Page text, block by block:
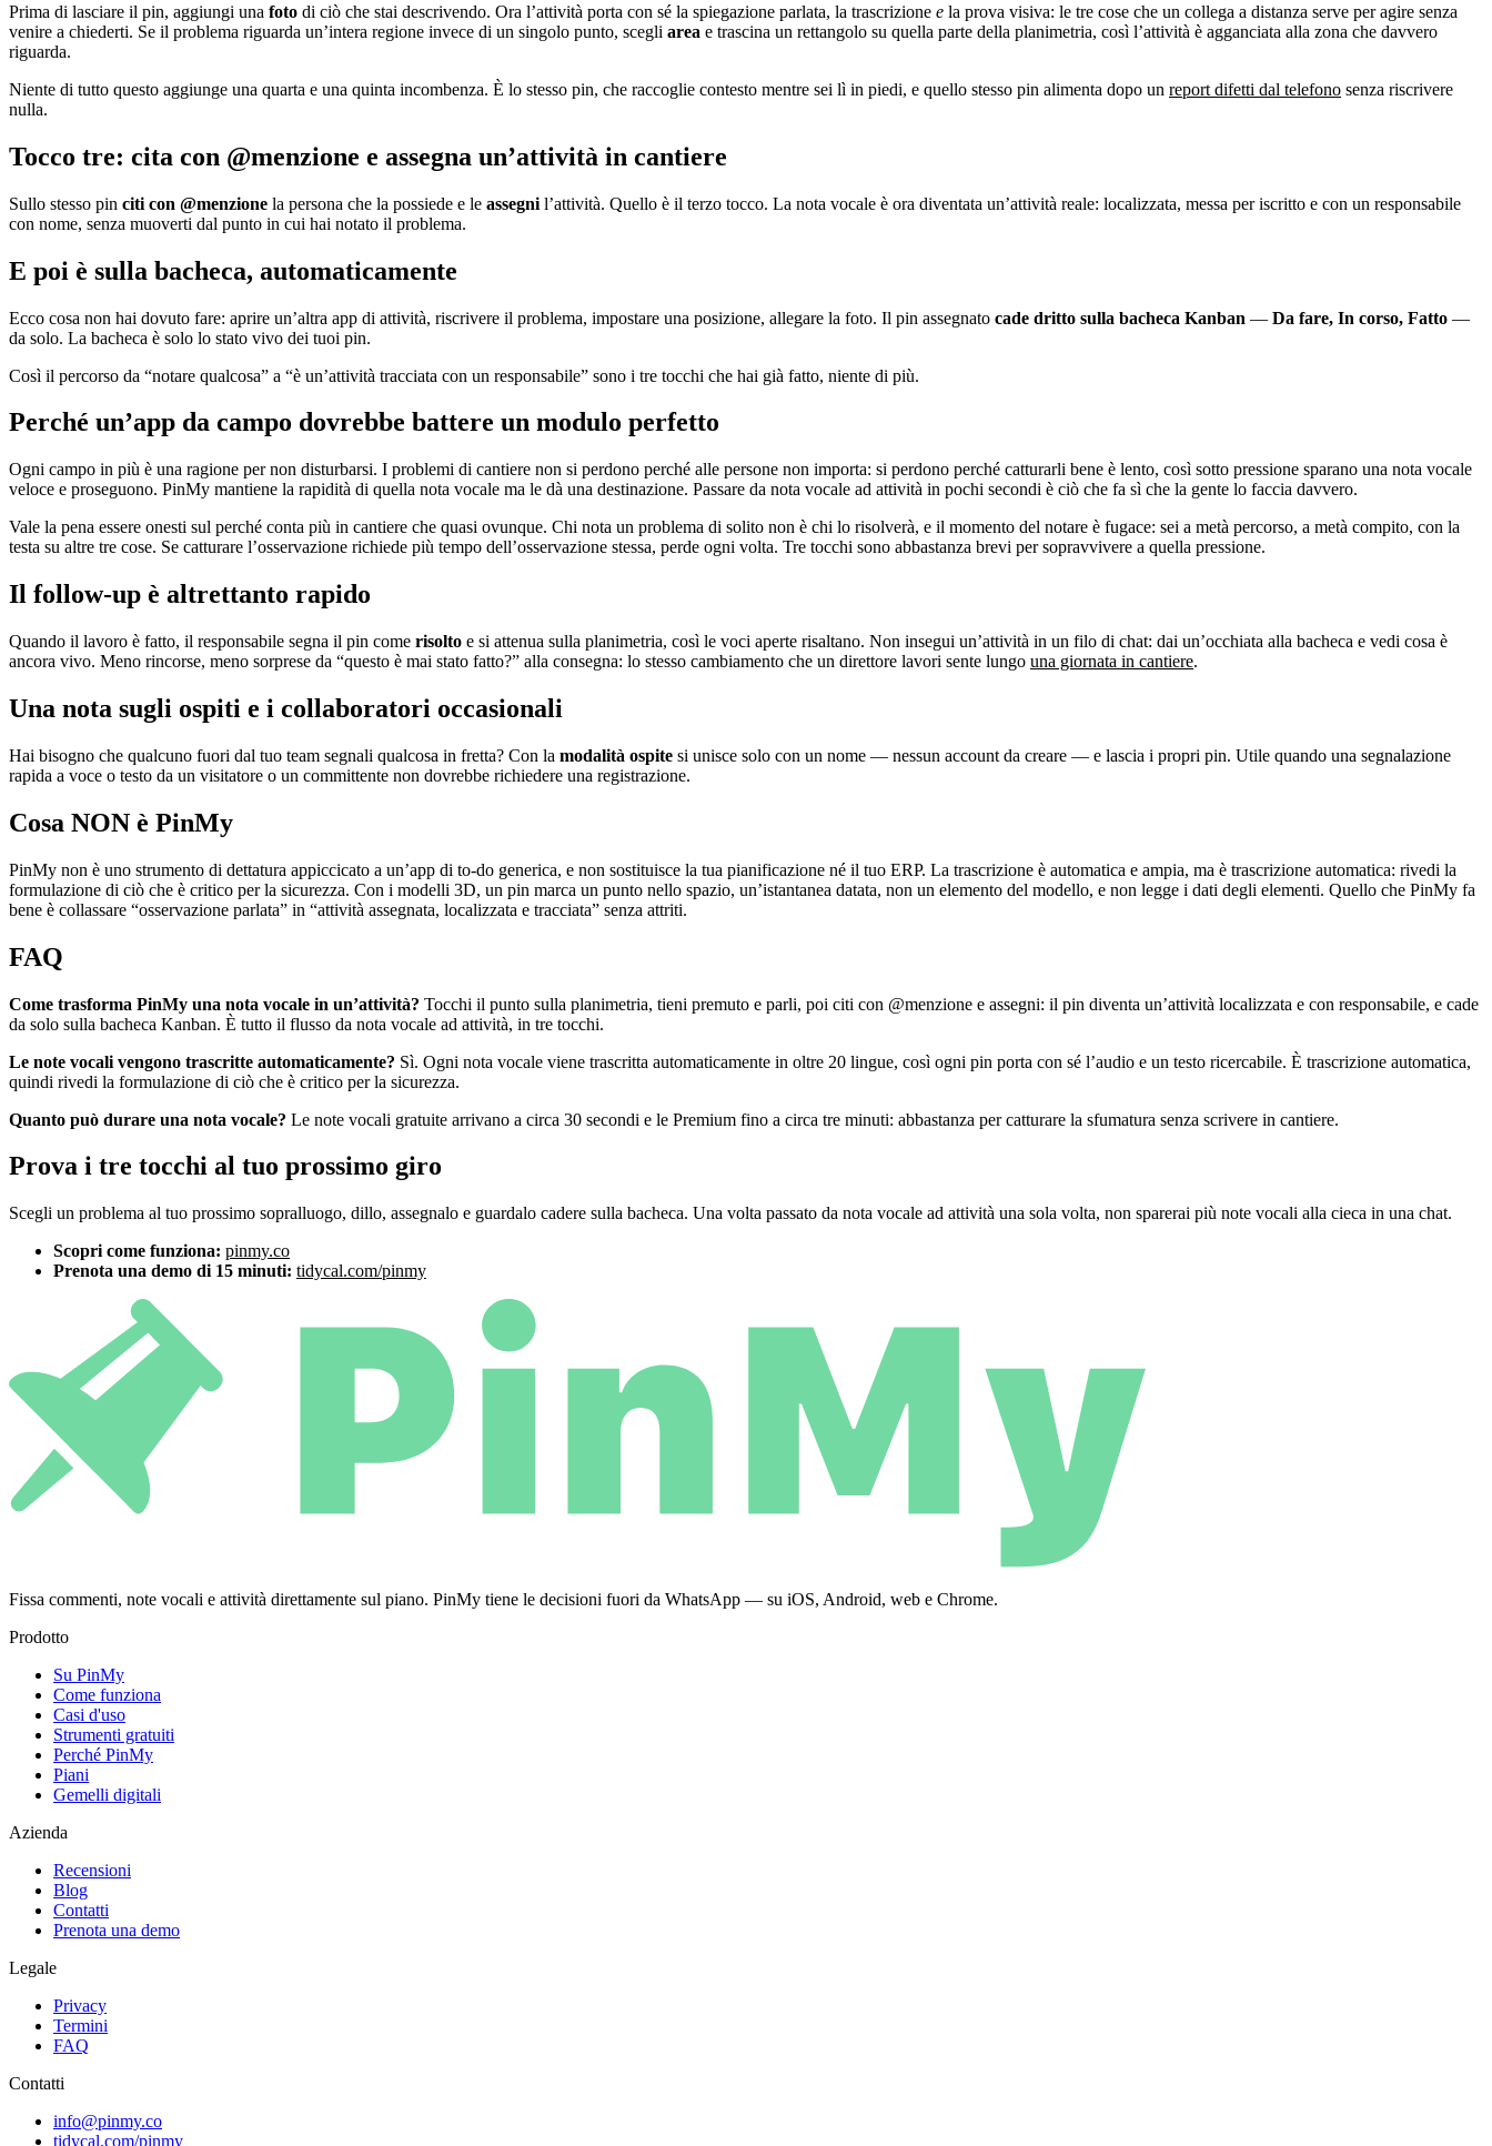
Prima di lasciare il pin, aggiungi una foto di ciò che stai descrivendo. Ora l’attività porta con sé la spiegazione parlata, la trascrizione e la prova visiva: le tre cose che un collega a distanza serve per agire senza
venire a chiederti. Se il problema riguarda un’intera regione invece di un singolo punto, scegli area e trascina un rettangolo su quella parte della planimetria, così l’attività è agganciata alla zona che davvero
riguarda.
Niente di tutto questo aggiunge una quarta e una quinta incombenza. È lo stesso pin, che raccoglie contesto mentre sei lì in piedi, e quello stesso pin alimenta dopo un report difetti dal telefono senza riscrivere
nulla.
Tocco tre: cita con @menzione e assegna un’attività in cantiere
Sullo stesso pin citi con @menzione la persona che la possiede e le assegni l’attività. Quello è il terzo tocco. La nota vocale è ora diventata un’attività reale: localizzata, messa per iscritto e con un responsabile
con nome, senza muoverti dal punto in cui hai notato il problema.
E poi è sulla bacheca, automaticamente
Ecco cosa non hai dovuto fare: aprire un’altra app di attività, riscrivere il problema, impostare una posizione, allegare la foto. Il pin assegnato cade dritto sulla bacheca Kanban — Da fare, In corso, Fatto —
da solo. La bacheca è solo lo stato vivo dei tuoi pin.
Così il percorso da “notare qualcosa” a “è un’attività tracciata con un responsabile” sono i tre tocchi che hai già fatto, niente di più.
Perché un’app da campo dovrebbe battere un modulo perfetto
Ogni campo in più è una ragione per non disturbarsi. I problemi di cantiere non si perdono perché alle persone non importa: si perdono perché catturarli bene è lento, così sotto pressione sparano una nota vocale
veloce e proseguono. PinMy mantiene la rapidità di quella nota vocale ma le dà una destinazione. Passare da nota vocale ad attività in pochi secondi è ciò che fa sì che la gente lo faccia davvero.
Vale la pena essere onesti sul perché conta più in cantiere che quasi ovunque. Chi nota un problema di solito non è chi lo risolverà, e il momento del notare è fugace: sei a metà percorso, a metà compito, con la
testa su altre tre cose. Se catturare l’osservazione richiede più tempo dell’osservazione stessa, perde ogni volta. Tre tocchi sono abbastanza brevi per sopravvivere a quella pressione.
Il follow-up è altrettanto rapido
Quando il lavoro è fatto, il responsabile segna il pin come risolto e si attenua sulla planimetria, così le voci aperte risaltano. Non insegui un’attività in un filo di chat: dai un’occhiata alla bacheca e vedi cosa è
ancora vivo. Meno rincorse, meno sorprese da “questo è mai stato fatto?” alla consegna: lo stesso cambiamento che un direttore lavori sente lungo una giornata in cantiere.
Una nota sugli ospiti e i collaboratori occasionali
Hai bisogno che qualcuno fuori dal tuo team segnali qualcosa in fretta? Con la modalità ospite si unisce solo con un nome — nessun account da creare — e lascia i propri pin. Utile quando una segnalazione
rapida a voce o testo da un visitatore o un committente non dovrebbe richiedere una registrazione.
Cosa NON è PinMy
PinMy non è uno strumento di dettatura appiccicato a un’app di to-do generica, e non sostituisce la tua pianificazione né il tuo ERP. La trascrizione è automatica e ampia, ma è trascrizione automatica: rivedi la
formulazione di ciò che è critico per la sicurezza. Con i modelli 3D, un pin marca un punto nello spazio, un’istantanea datata, non un elemento del modello, e non legge i dati degli elementi. Quello che PinMy fa
bene è collassare “osservazione parlata” in “attività assegnata, localizzata e tracciata” senza attriti.
FAQ
Come trasforma PinMy una nota vocale in un’attività? Tocchi il punto sulla planimetria, tieni premuto e parli, poi citi con @menzione e assegni: il pin diventa un’attività localizzata e con responsabile, e cade
da solo sulla bacheca Kanban. È tutto il flusso da nota vocale ad attività, in tre tocchi.
Le note vocali vengono trascritte automaticamente? Sì. Ogni nota vocale viene trascritta automaticamente in oltre 20 lingue, così ogni pin porta con sé l’audio e un testo ricercabile. È trascrizione automatica,
quindi rivedi la formulazione di ciò che è critico per la sicurezza.
Quanto può durare una nota vocale? Le note vocali gratuite arrivano a circa 30 secondi e le Premium fino a circa tre minuti: abbastanza per catturare la sfumatura senza scrivere in cantiere.
Prova i tre tocchi al tuo prossimo giro
Scegli un problema al tuo prossimo sopralluogo, dillo, assegnalo e guardalo cadere sulla bacheca. Una volta passato da nota vocale ad attività una sola volta, non sparerai più note vocali alla cieca in una chat.
Scopri come funziona: pinmy.co
Prenota una demo di 15 minuti: tidycal.com/pinmy
Fissa commenti, note vocali e attività direttamente sul piano. PinMy tiene le decisioni fuori da WhatsApp — su iOS, Android, web e Chrome.
Prodotto
Su PinMy
Come funziona
Casi d'uso
Strumenti gratuiti
Perché PinMy
Piani
Gemelli digitali
Azienda
Recensioni
Blog
Contatti
Prenota una demo
Legale
Privacy
Termini
FAQ
Contatti
info@pinmy.co
tidycal.com/pinmy